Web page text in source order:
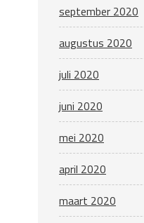
september 2020
augustus 2020
juli 2020
juni 2020
mei 2020
april 2020
maart 2020